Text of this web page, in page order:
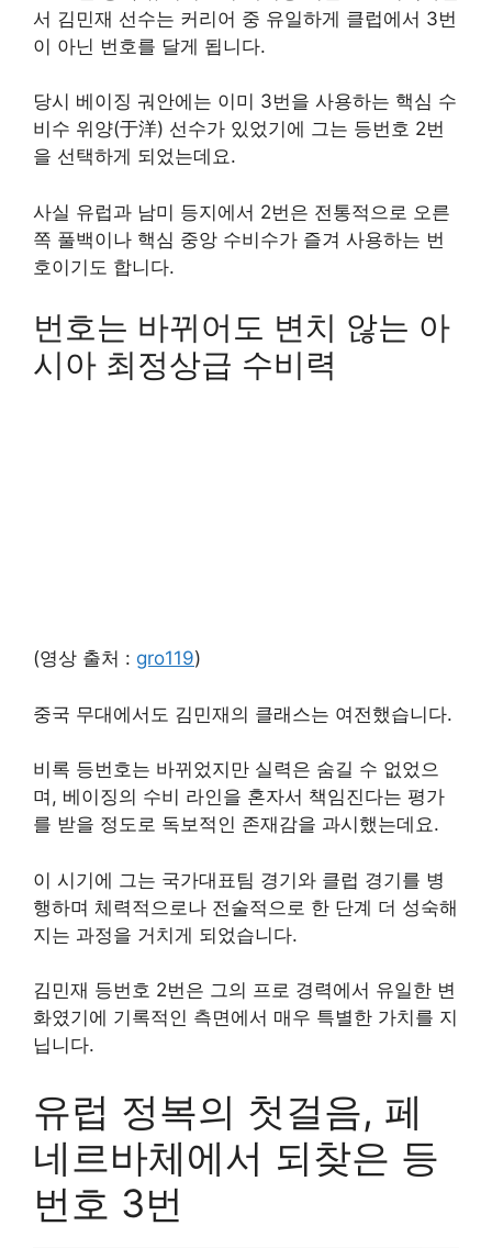
서 김민재 선수는 커리어 중 유일하게 클럽에서 3번
이 아닌 번호를 달게 됩니다.
당시 베이징 궈안에는 이미 3번을 사용하는 핵심 수
비수 위양(于洋) 선수가 있었기에 그는 등번호 2번
을 선택하게 되었는데요.
사실 유럽과 남미 등지에서 2번은 전통적으로 오른
쪽 풀백이나 핵심 중앙 수비수가 즐겨 사용하는 번
호이기도 합니다.
번호는 바뀌어도 변치 않는 아
시아 최정상급 수비력
(영상 출처 : gro119)
중국 무대에서도 김민재의 클래스는 여전했습니다.
비록 등번호는 바뀌었지만 실력은 숨길 수 없었으
며, 베이징의 수비 라인을 혼자서 책임진다는 평가
를 받을 정도로 독보적인 존재감을 과시했는데요.
이 시기에 그는 국가대표팀 경기와 클럽 경기를 병
행하며 체력적으로나 전술적으로 한 단계 더 성숙해
지는 과정을 거치게 되었습니다.
김민재 등번호 2번은 그의 프로 경력에서 유일한 변
화였기에 기록적인 측면에서 매우 특별한 가치를 지
닙니다.
유럽 정복의 첫걸음, 페
네르바체에서 되찾은 등
번호 3번